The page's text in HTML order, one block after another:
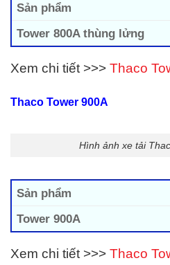
Sản phẩm
Tower 800A thùng lửng
Xem chi tiết >>> Thaco
Thaco Tower 900A
Hình ảnh xe tải
Sản phẩm
Tower 900A
Xem chi tiết >>> Thaco